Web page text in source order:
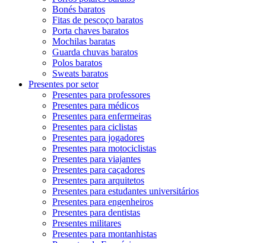
Bonés baratos
Fitas de pescoço baratos
Porta chaves baratos
Mochilas baratas
Guarda chuvas baratos
Polos baratos
Sweats baratos
Presentes por setor
Presentes para professores
Presentes para médicos
Presentes para enfermeiras
Presentes para ciclistas
Presentes para jogadores
Presentes para motociclistas
Presentes para viajantes
Presentes para caçadores
Presentes para arquitetos
Presentes para estudantes universitários
Presentes para engenheiros
Presentes para dentistas
Presentes militares
Presentes para montanhistas